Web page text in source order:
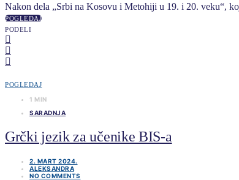
Nakon dela „Srbi na Kosovu i Metohiji u 19. i 20. veku“,
POGLEDAJ
PODELI
POGLEDAJ
1 MIN
SARADNJA
Grčki jezik za učenike BIS-a
2. MART 2024.
ALEKSANDRA
NO COMMENTS